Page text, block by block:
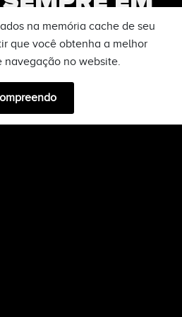
MAIOR
DIGITAL
na memória cache de seu
que você obtenha a melhor
no website.